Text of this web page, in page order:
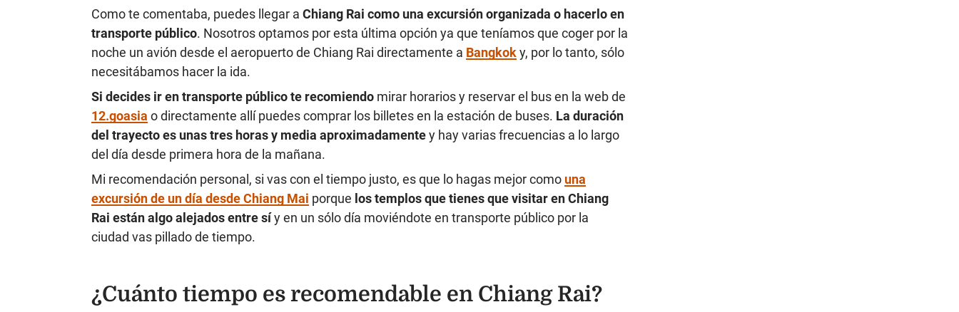
Como te comentaba, puedes llegar a Chiang Rai como una excursión organizada o hacerlo en
transporte público. Nosotros optamos por esta última opción ya que teníamos que coger por la
noche un avión desde el aeropuerto de Chiang Rai directamente a Bangkoky, por lo tanto, sólo
necesitábamos hacer la ida.
Si decides ir en transporte público te recomiendo mirar horarios y reservar el bus en la web de
12.goasia o directamente allí puedes comprar los billetes en la estación de buses. La duración
del trayecto es unas tres horas y media aproximadamentey hay varias frecuencias a lo largo
del día desde primera hora de la mañana.
Mi recomendación personal, si vas con el tiempo justo, es que lo hagas mejor como una
excursión de un día desde Chiang Mai porque los templos que tienes que visitar en Chiang
Rai están algo alejados entre síy en un sólo día moviéndote en transporte público por la
ciudad vas pillado de tiempo.
¿Cuánto tiempo es recomendable en Chiang Rai?